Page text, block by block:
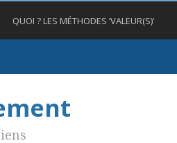
QUOI ? LES MÉTHODES ‘VALEUR(S)’